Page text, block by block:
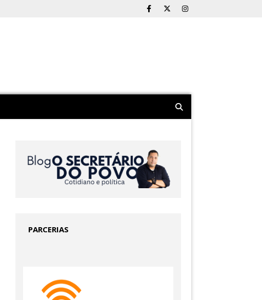
PARCERIAS